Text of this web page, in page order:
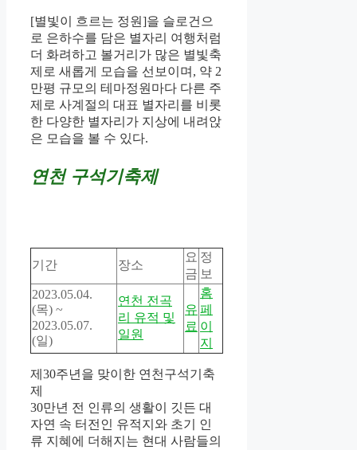
[별빛이 흐르는 정원]을 슬로건으
로 은하수를 담은 별자리 여행처럼
더 화려하고 볼거리가 많은 별빛축
제로 새롭게 모습을 선보이며, 약 2
만평 규모의 테마정원마다 다른 주
제로 사계절의 대표 별자리를 비롯
한 다양한 별자리가 지상에 내려앉
은 모습을 볼 수 있다.
연천 구석기축제
기간 장소
요
금
정
보
2023.05.04.
(목) ~
2023.05.07.
(일)
연천 전곡
리 유적 및
일원
유
료
홈
페
이
지
제30주년을 맞이한 연천구석기축
제
30만년 전 인류의 생활이 깃든 대
자연 속 터전인 유적지와 초기 인
류 지혜에 더해지는 현대 사람들의